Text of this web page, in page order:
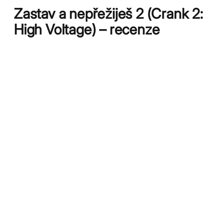
Zastav a nepřežiješ 2 (Crank 2:
High Voltage) – recenze